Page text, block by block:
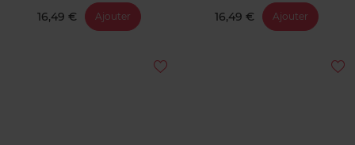
16,49 € Ajouter 16,49 € Ajouter